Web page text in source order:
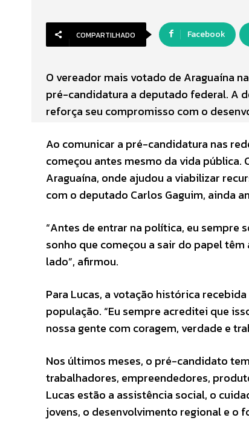
COMPARTILHADO Facebook
O vereador mais votado de Araguaína
pré-candidatura a deputado federal. A
reforça seu compromisso com o
Ao comunicar a pré-candidatura nas
começou antes mesmo da vida
Araguaína, onde ajudou a viabilizar
com o deputado Carlos Gaguim, ainda
“Antes de entrar na política, eu sempre
sonho que começou a sair do papel
lado”, afirmou.
Para Lucas, a votação histórica
população. “Eu sempre acreditei que
nossa gente com coragem, verdade e
Nos últimos meses, o pré-candidato
trabalhadores, empreendedores,
Lucas estão a assistência social, o
jovens, o desenvolvimento regional e o